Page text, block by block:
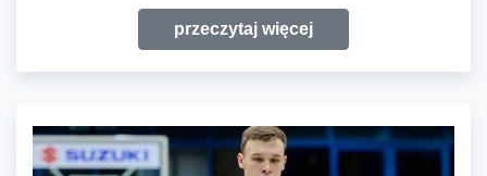
przeczytaj więcej